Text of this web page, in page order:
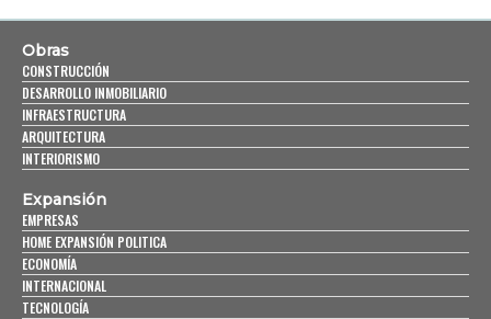
Obras
CONSTRUCCIÓN
DESARROLLO INMOBILIARIO
INFRAESTRUCTURA
ARQUITECTURA
INTERIORISMO
Expansión
EMPRESAS
HOME EXPANSIÓN POLITICA
ECONOMÍA
INTERNACIONAL
TECNOLOGÍA